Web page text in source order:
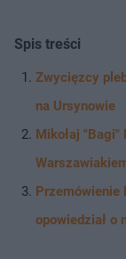
Spis treści
Zwycięzcy
na Ursynowie
Mikołaj
Przemówienie
opowiedział o